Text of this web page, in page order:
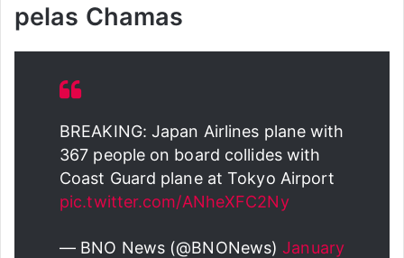
pelas Chamas
BREAKING: Japan Airlines plane with
367 people on board collides with
Coast Guard plane at Tokyo Airport
pic.twitter.com/ANheXFC2Ny
— BNO News (@BNONews)January